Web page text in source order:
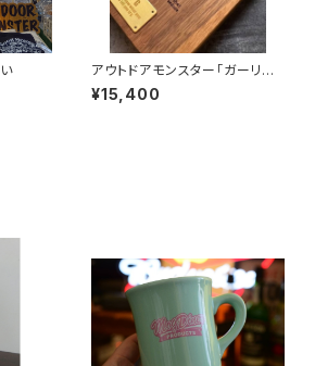
アウトドアモンスター「ガーリッ
クボーイ」ランタンスタンド（ウォ
ールナット・オーク）
¥15,400